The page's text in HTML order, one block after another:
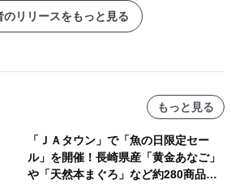
のリリースをもっと見る
もっと見る
「ＪＡタウン」で「魚の日限定セー
ル」を開催！長崎県産「黄金あなご」
や「天然本まぐろ」など約280商品を